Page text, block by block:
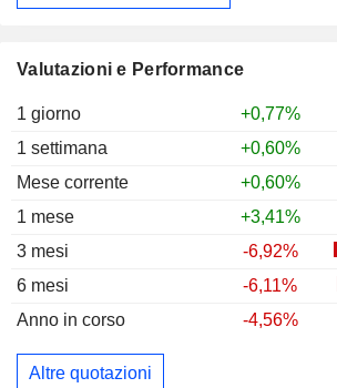
Valutazioni e Performance
1 giorno
+0,77%
1 settimana
+0,60%
Mese corrente
+0,60%
1 mese
+3,41%
3 mesi
-6,92%
6 mesi
-6,11%
Anno in corso
-4,56%
Altre quotazioni